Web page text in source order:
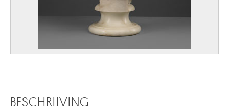
BESCHRIJVING